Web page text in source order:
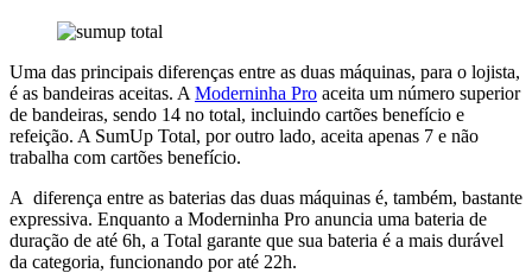
Uma das principais diferenças entre as duas máquinas, para o lojista,
é as bandeiras aceitas. A Moderninha Pro aceita um número superior
de bandeiras, sendo 14 no total, incluindo cartões benefício e
refeição. A SumUp Total, por outro lado, aceita apenas 7 e não
trabalha com cartões benefício.
A diferença entre as baterias das duas máquinas é, também, bastante
expressiva. Enquanto a Moderninha Pro anuncia uma bateria de
duração de até 6h, a Total garante que sua bateria é a mais durável
da categoria, funcionando por até 22h.